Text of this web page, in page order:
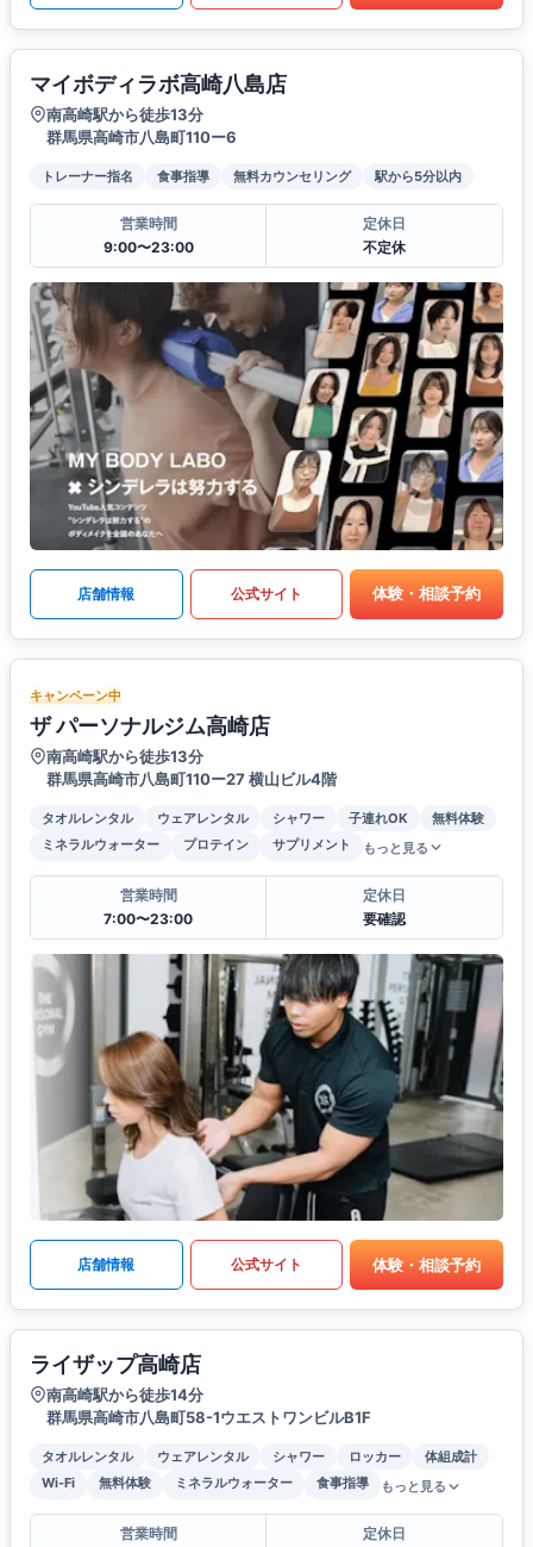
マイボディラボ高崎八島店
南高崎駅から徒歩13分
群馬県高崎市八島町110ー6
トレーナー指名 食事指導 無料カウンセリング 駅から5分以内
営業時間
9:00〜23:00
定休日
不定休
店舗情報 公式サイト 体験・相談予約
キャンペーン中
ザ パーソナルジム高崎店
南高崎駅から徒歩13分
群馬県高崎市八島町110ー27 横山ビル4階
タオルレンタル ウェアレンタル シャワー 子連れOK
無料体験
ミネラルウォーター
プロテイン サプリメント もっと見る
営業時間
7:00〜23:00
定休日
要確認
店舗情報 公式サイト 体験・相談予約
ライザップ高崎店
南高崎駅から徒歩14分
群馬県高崎市八島町58-1ウエストワンビルB1F
タオルレンタル ウェアレンタル シャワー ロッカー
体組成計
Wi-Fi
無料体験 ミネラルウォーター 食事指導 もっと見る
営業時間
定休日